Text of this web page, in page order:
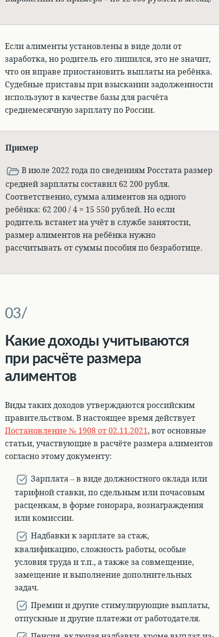
Если алименты установлены в виде доли от
заработка, но родитель его лишился, это не значит,
что он вправе приостановить выплаты на ребёнка.
Судебные приставы при взыскании задолженности
используют в качестве базы для расчёта
среднемесячную зарплату по России.
Пример
В июле 2022 года по сведениям Росстата размер
средней зарплаты составил 62 200 рубля.
Соответственно, сумма алиментов на одного
ребёнка: 62 200 / 4 = 15 550 рублей. Но если
родитель встанет на учёт в службе занятости,
размер алиментов на ребёнка нужно
рассчитывать от суммы пособия по безработице.
Какие доходы учитываются
при расчёте размера
алиментов
Виды таких доходов утверждаются российским
правительством. В настоящее время действует
Постановление № 1908 от 02.11.2021, вот основные
статьи, участвующие в расчёте размера алиментов
согласно этому документу:
Зарплата – в виде должностного оклада или
тарифной ставки, по сдельным или почасовым
расценкам, в форме гонорара, вознаграждения
или комиссии.
Надбавки к зарплате за стаж,
квалификацию, сложность работы, особые
условия труда и т.п., а также за совмещение,
замещение и выполнение дополнительных
задач.
Премии и другие стимулирующие выплаты,
отпускные и другие платежи от работодателя.